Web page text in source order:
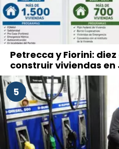
Petrecca y Fiorini: diez
construir viviendas en
5